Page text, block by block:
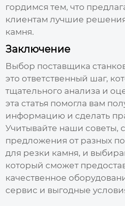
гордимся тем, что
клиентам лучшие
камня.
Заключение
Выбор поставщика
это ответственный шаг,
тщательного анализа и
эта статья помогла вам
информацию и сделать
Учитывайте наши советы,
предложения от разных
для резки камня, и
который сможет
качественное
сервис и выгодные